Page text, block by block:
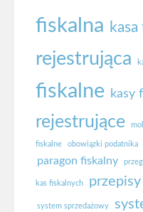
fiskalna
rejestrująca
fiskalne kasy
rejestrujące
fiskalne obowiązki podatnika
paragon fiskalny
kas fiskalnych
system sprzedażowy